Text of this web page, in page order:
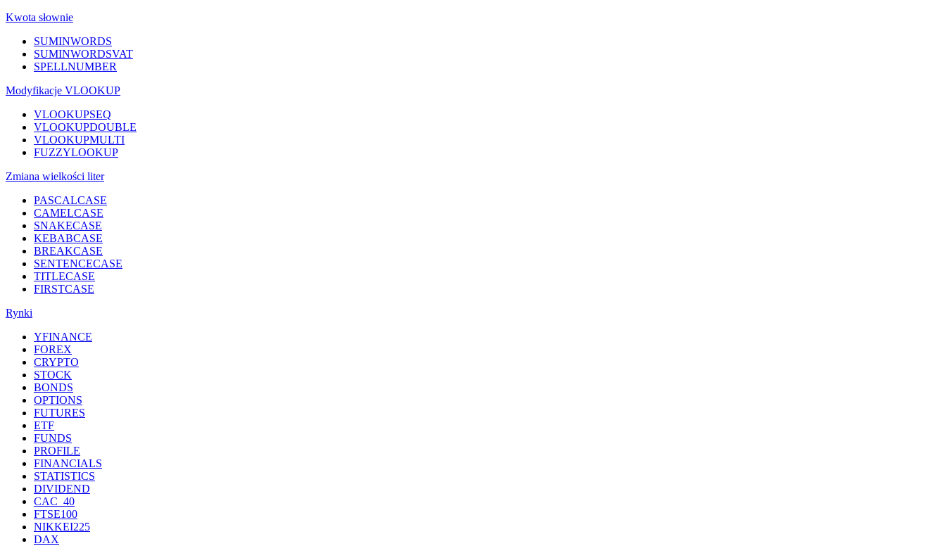
Kwota słownie
SUMINWORDS
SUMINWORDSVAT
SPELLNUMBER
Modyfikacje VLOOKUP
VLOOKUPSEQ
VLOOKUPDOUBLE
VLOOKUPMULTI
FUZZYLOOKUP
Zmiana wielkości liter
PASCALCASE
CAMELCASE
SNAKECASE
KEBABCASE
BREAKCASE
SENTENCECASE
TITLECASE
FIRSTCASE
Rynki
YFINANCE
FOREX
CRYPTO
STOCK
BONDS
OPTIONS
FUTURES
ETF
FUNDS
PROFILE
FINANCIALS
STATISTICS
DIVIDEND
CAC_40
FTSE100
NIKKEI225
DAX